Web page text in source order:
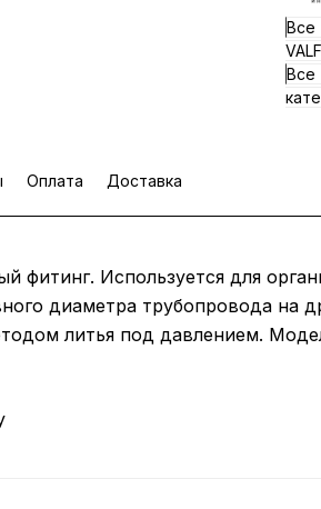
Все
Все
Оплата Доставка
фитинг. Используется для
диаметра трубопровода на
литья под давлением.